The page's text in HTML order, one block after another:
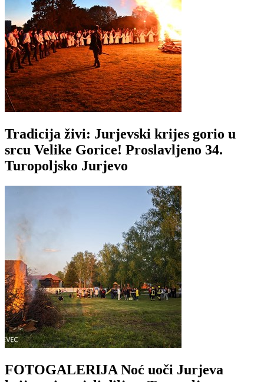
Tradicija živi: Jurjevski krijes gorio u
srcu Velike Gorice! Proslavljeno 34.
Turopoljsko Jurjevo
FOTOGALERIJA Noć uoči Jurjeva